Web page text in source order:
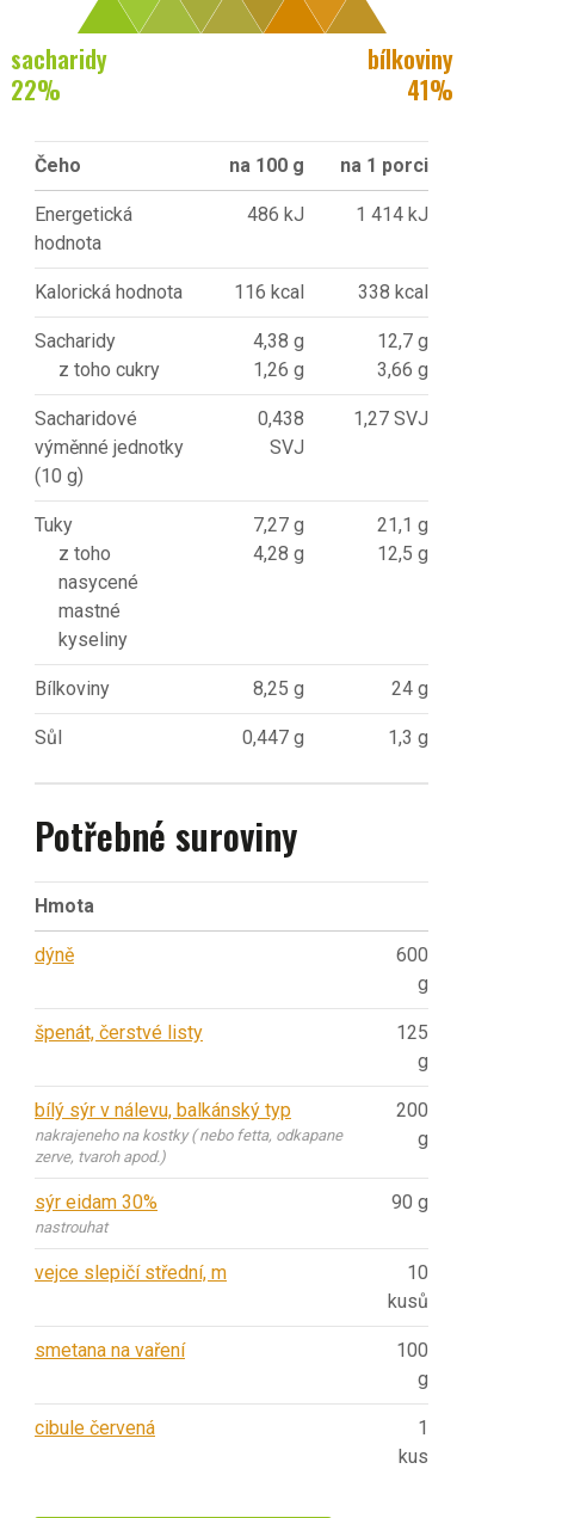
sacharidy
22%
bílkoviny
41%
Čeho na 100 g na 1 porci
Energetická
hodnota
486 kJ 1 414 kJ
Kalorická hodnota 116 kcal 338 kcal
Sacharidy
z toho cukry
4,38 g
1,26 g
12,7 g
3,66 g
Sacharidové
výměnné jednotky
(10 g)
0,438
SVJ
1,27 SVJ
Tuky
z toho
nasycené
mastné
kyseliny
7,27 g
4,28 g
21,1 g
12,5 g
Bílkoviny 8,25 g 24 g
Sůl 0,447 g 1,3 g
Potřebné suroviny
Hmota
dýně
600
g
špenát, čerstvé listy
125
g
bílý sýr v nálevu, balkánský typ
nakrajeneho na kostky ( nebo fetta, odkapane
zerve, tvaroh apod.)
200
g
sýr eidam 30%
nastrouhat
90 g
vejce slepičí střední, m
10
kusů
smetana na vaření
100
g
cibule červená
1
kus